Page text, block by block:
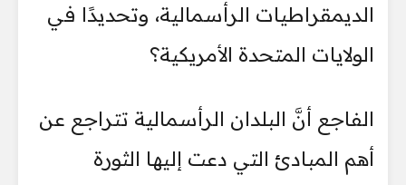
الديمقراطيات الرأسمالية، وتحديدًا في
الولايات المتحدة الأمريكية؟
الفاجع أنَّ البلدان الرأسمالية تتراجع عن
أهم المبادئ التي دعت إليها الثورة